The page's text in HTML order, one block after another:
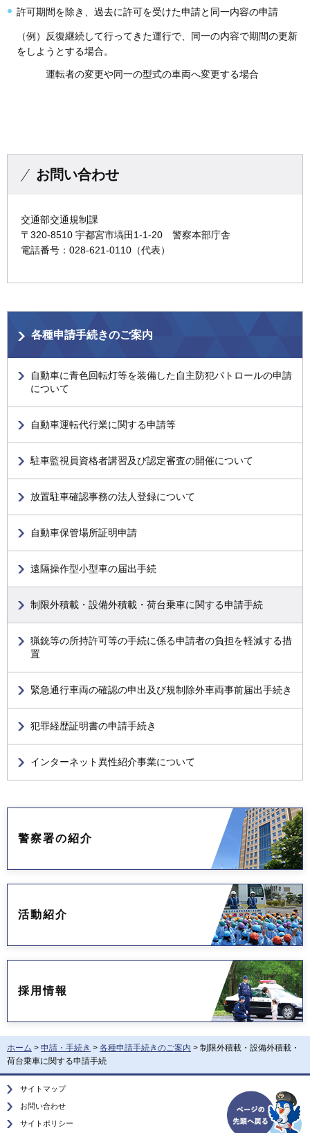
許可期間を除き、過去に許可を受けた申請と同一内容の申請
（例）反復継続して行ってきた運行で、同一の内容で期間の更新
をしようとする場合。
運転者の変更や同一の型式の車両へ変更する場合
お問い合わせ
交通部交通規制課
〒320-8510 宇都宮市塙田1-1-20 警察本部庁舎
電話番号：028-621-0110（代表）
各種申請手続きのご案内
自動車に青色回転灯等を装備した自主防犯パトロールの申請
について
自動車運転代行業に関する申請等
駐車監視員資格者講習及び認定審査の開催について
放置駐車確認事務の法人登録について
自動車保管場所証明申請
遠隔操作型小型車の届出手続
制限外積載・設備外積載・荷台乗車に関する申請手続
猟銃等の所持許可等の手続に係る申請者の負担を軽減する措
置
緊急通行車両の確認の申出及び規制除外車両事前届出手続き
犯罪経歴証明書の申請手続き
インターネット異性紹介事業について
警察署の紹介
活動紹介
採用情報
ホーム > 申請・手続き > 各種申請手続きのご案内 > 制限外積載・設備外積載・
荷台乗車に関する申請手続
サイトマップ
お問い合わせ
サイトポリシー